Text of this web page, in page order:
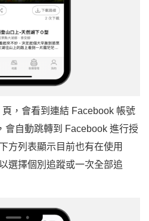
，會看到連結 Facebook 帳號
會自動跳轉到 Facebook 進行授
方列表顯示目前也有在使用
選擇個別追蹤或一次全部追